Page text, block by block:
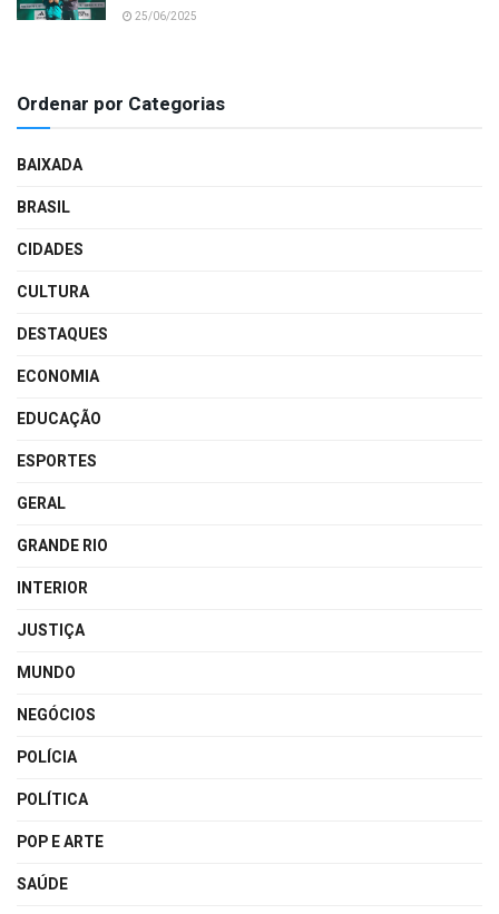
25/06/2025
Ordenar por Categorias
BAIXADA
BRASIL
CIDADES
CULTURA
DESTAQUES
ECONOMIA
EDUCAÇÃO
ESPORTES
GERAL
GRANDE RIO
INTERIOR
JUSTIÇA
MUNDO
NEGÓCIOS
POLÍCIA
POLÍTICA
POP E ARTE
SAÚDE